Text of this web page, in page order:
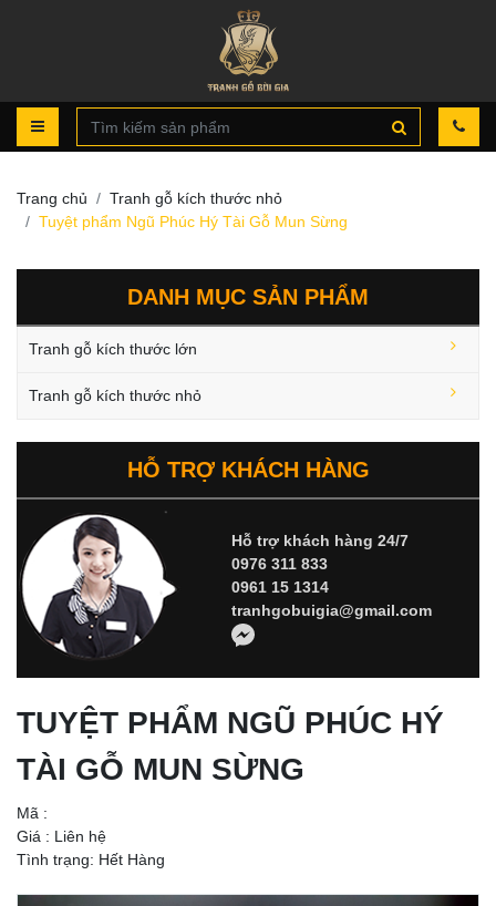
Trang chủ
Tranh gỗ kích thước nhỏ
Tuyệt phẩm Ngũ Phúc Hý Tài Gỗ Mun Sừng
DANH MỤC SẢN PHẨM
Tranh gỗ kích thước lớn
Tranh gỗ kích thước nhỏ
HỖ TRỢ KHÁCH HÀNG
Hỗ trợ khách hàng 24/7
0976 311 833
0961 15 1314
tranhgobuigia@gmail.com
TUYỆT PHẨM NGŨ PHÚC HÝ
TÀI GỖ MUN SỪNG
Mã :
Giá : Liên hệ
Tình trạng: Hết Hàng